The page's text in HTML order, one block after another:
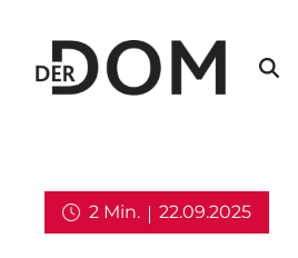
2 Min.
22.09.2025